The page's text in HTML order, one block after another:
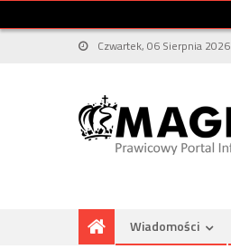
Czwartek, 06 Sierpnia 2026
Wiadomości